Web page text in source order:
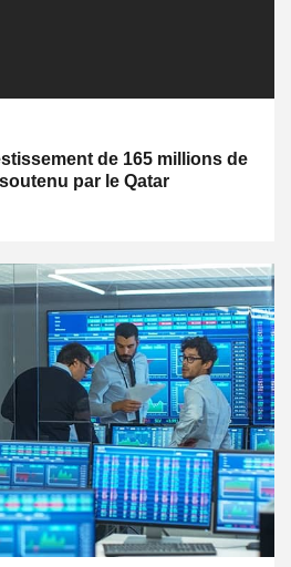
de 165 millions de
par le Qatar